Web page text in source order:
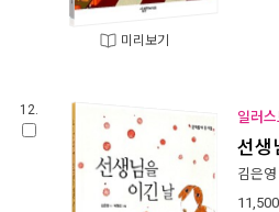
미리보기
12. 일러
선생
김은영
11,500